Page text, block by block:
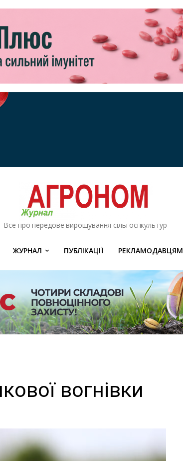
Все про передове вирощування сільгоспкультур
ЖУРНАЛ ПУБЛІКАЦІЇ РЕКЛАМОДАВЦЯМ
вогнівки